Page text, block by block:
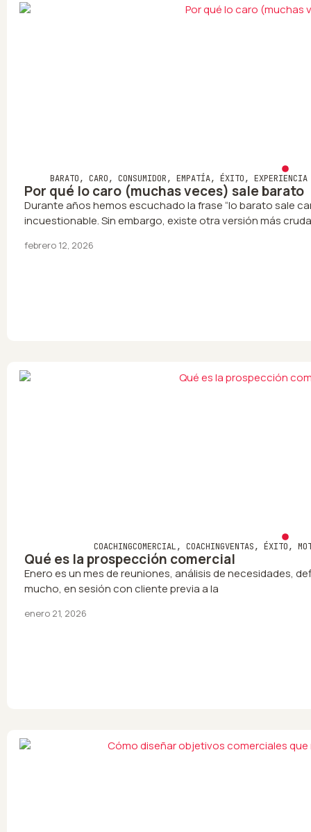
BARATO, CARO, CONSUMIDOR, EMPATÍA, ÉXITO,
Por qué lo caro (muchas veces) sale barato
Durante años hemos escuchado la frase “lo barato sale
incuestionable. Sin embargo, existe otra versión más
febrero 12, 2026
COACHINGCOMERCIAL, COACHINGVENTAS, ÉXITO,
Qué es la prospección comercial
Enero es un mes de reuniones, análisis de necesidades,
mucho, en sesión con cliente previa a la
enero 21, 2026